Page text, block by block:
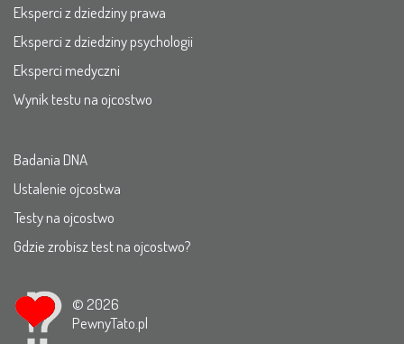
Eksperci z dziedziny prawa
Eksperci z dziedziny psychologii
Eksperci medyczni
Wynik testu na ojcostwo
Badania DNA
Ustalenie ojcostwa
Testy na ojcostwo
Gdzie zrobisz test na ojcostwo?
© 2026
PewnyTato.pl